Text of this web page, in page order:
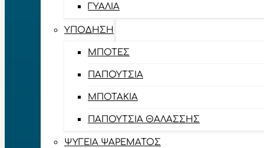
ΓΥΑΛΙΆ
ΥΠΌΔΗΣΗ
ΜΠΌΤΕΣ
ΠΑΠΟΎΤΣΙΑ
ΜΠΟΤΆΚΙΑ
ΠΑΠΟΎΤΣΙΑ ΘΑΛΆΣΣΗΣ
ΨΥΓΕΊΑ ΨΑΡΈΜΑΤΟΣ